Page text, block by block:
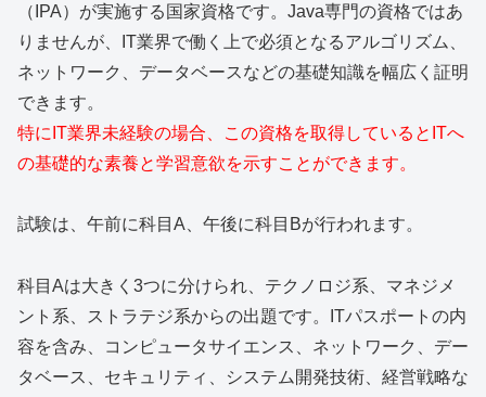
（IPA）が実施する国家資格です。Java専門の資格ではあ
りませんが、IT業界で働く上で必須となるアルゴリズム、
ネットワーク、データベースなどの基礎知識を幅広く証明
できます。
特にIT業界未経験の場合、この資格を取得しているとITへ
の基礎的な素養と学習意欲を示すことができます。
試験は、午前に科目A、午後に科目Bが行われます。
科目Aは大きく3つに分けられ、テクノロジ系、マネジメ
ント系、ストラテジ系からの出題です。ITパスポートの内
容を含み、コンピュータサイエンス、ネットワーク、デー
タベース、セキュリティ、システム開発技術、経営戦略な